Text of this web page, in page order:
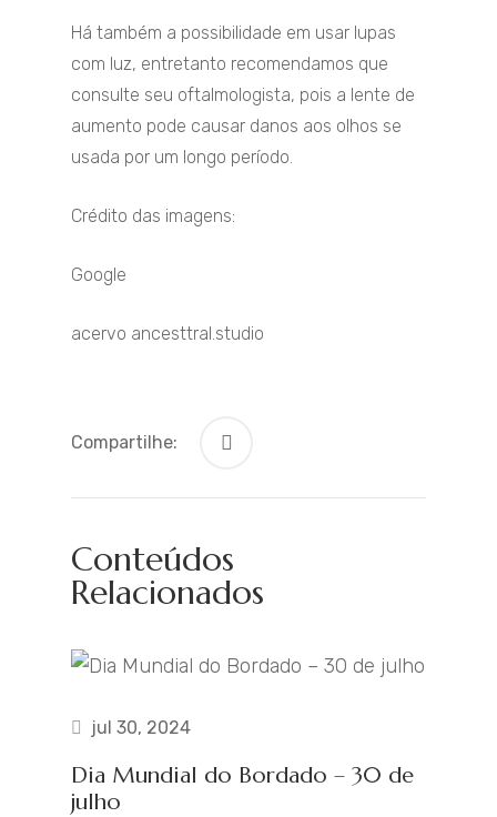
Há também a possibilidade em usar lupas
com luz, entretanto recomendamos que
consulte seu oftalmologista, pois a lente de
aumento pode causar danos aos olhos se
usada por um longo período.
Crédito das imagens:
Google
acervo ancesttral.studio
Compartilhe:
Conteúdos
Relacionados
jul 30, 2024
Dia Mundial do Bordado – 30 de
julho